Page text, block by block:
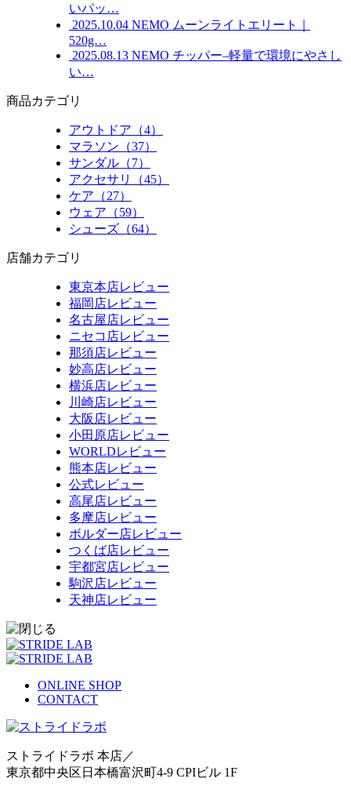
いパッ…
2025.10.04 NEMO ムーンライトエリート｜
520g…
2025.08.13 NEMO チッパー–軽量で環境にやさし
い…
商品カテゴリ
アウトドア（4）
マラソン（37）
サンダル（7）
アクセサリ（45）
ケア（27）
ウェア（59）
シューズ（64）
店舗カテゴリ
東京本店レビュー
福岡店レビュー
名古屋店レビュー
ニセコ店レビュー
那須店レビュー
妙高店レビュー
横浜店レビュー
川崎店レビュー
大阪店レビュー
小田原店レビュー
WORLDレビュー
熊本店レビュー
公式レビュー
高尾店レビュー
多摩店レビュー
ボルダー店レビュー
つくば店レビュー
宇都宮店レビュー
駒沢店レビュー
天神店レビュー
ONLINE SHOP
CONTACT
ストライドラボ 本店／
東京都中央区日本橋富沢町4-9 CPIビル 1F